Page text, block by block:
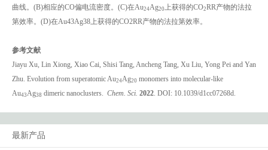
曲线。(B)相应的CO偏电流密度。(C)在Au24Ag20上获得的CO2RR产物的法拉
第效率。(D)在Au43Ag38上获得的CO2RR产物的法拉第效率。
参考文献
Jiayu Xu, Lin Xiong, Xiao Cai, Shisi Tang, Ancheng Tang, Xu Liu, Yong Pei and Yan
Zhu. Evolution from superatomic Au24Ag20 monomers into molecular-like
Au43Ag38 dimeric nanoclusters. Chem. Sci. 2022. DOI: 10.1039/d1cc07268d.
最新产品